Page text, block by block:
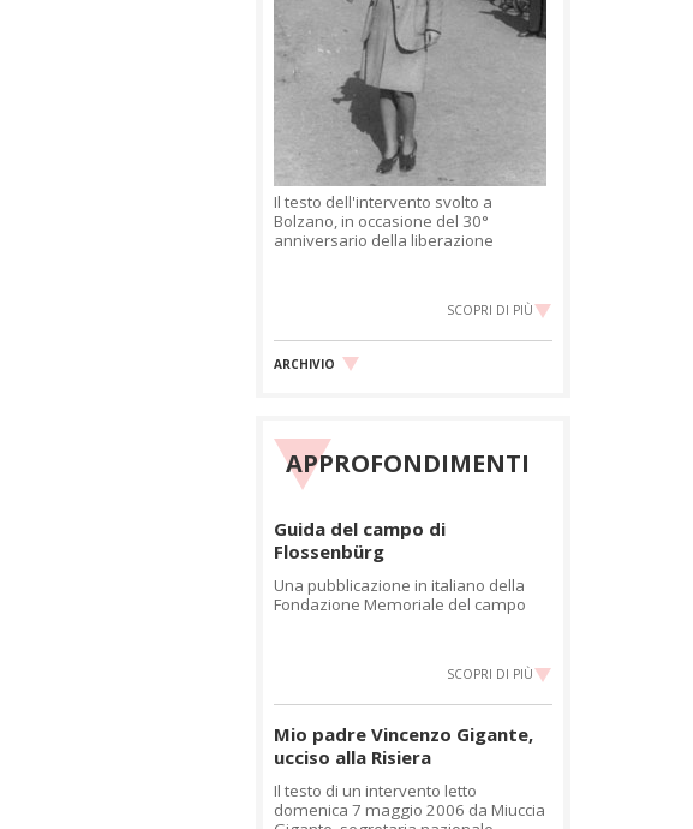
Il testo dell'intervento svolto a
Bolzano, in occasione del 30°
anniversario della liberazione
SCOPRI DI PIÙ
ARCHIVIO
APPROFONDIMENTI
Guida del campo di
Flossenbürg
Una pubblicazione in italiano della
Fondazione Memoriale del campo
SCOPRI DI PIÙ
Mio padre Vincenzo Gigante,
ucciso alla Risiera
Il testo di un intervento letto
domenica 7 maggio 2006 da Miuccia